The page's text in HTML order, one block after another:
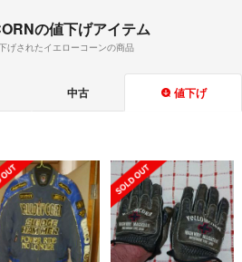
の値下げアイテム
げされたイエローコーンの商品
中古 値下げ